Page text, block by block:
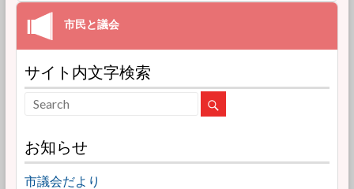
サイト内文字検索
お知らせ
市議会だより